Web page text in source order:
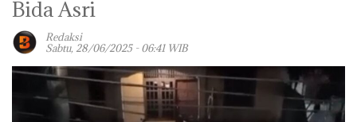
Bida Asri
Redaksi
Sabtu, 28/06/2025 - 06:41 WIB